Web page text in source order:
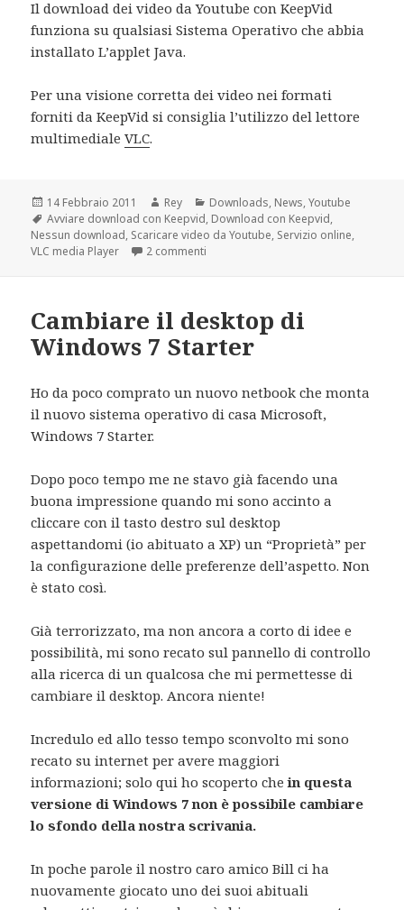
Il download dei video da Youtube con KeepVid
funziona su qualsiasi Sistema Operativo che abbia
installato L’applet Java.
Per una visione corretta dei video nei formati
forniti da KeepVid si consiglia l’utilizzo del lettore
multimedialeVLC.
Scritto
il
14 Febbraio 2011 Autore
Rey Categorie
Downloads, News,Youtube
Tag
Avviare download con Keepvid, Download con Keepvid,
Nessun download, Scaricare video da Youtube, Servizio online,
VLC media Player
2 commenti
Cambiare il desktop di
Windows 7 Starter
Ho da poco comprato un nuovo netbook che monta
il nuovo sistema operativo di casa Microsoft,
Windows 7 Starter.
Dopo poco tempo me ne stavo già facendo una
buona impressione quando mi sono accinto a
cliccare con il tasto destro sul desktop
aspettandomi (io abituato a XP) un “Proprietà” per
la configurazione delle preferenze dell’aspetto. Non
è stato così.
Già terrorizzato, ma non ancora a corto di idee e
possibilità, mi sono recato sul pannello di controllo
alla ricerca di un qualcosa che mi permettesse di
cambiare il desktop. Ancora niente!
Incredulo ed allo tesso tempo sconvolto mi sono
recato su internet per avere maggiori
informazioni; solo qui ho scoperto chein questa
versione di Windows 7 non è possibile cambiare
lo sfondo della nostra scrivania.
In poche parole il nostro caro amico Bill ci ha
nuovamente giocato uno dei suoi abituali